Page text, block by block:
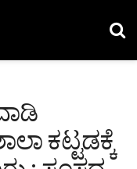
ಕಟ್ಟಡಕ್ಕೆ